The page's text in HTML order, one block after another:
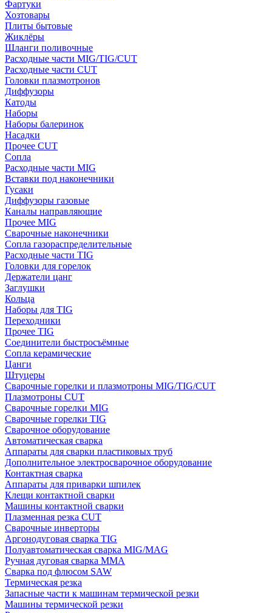
Фартуки
Хозтовары
Плиты бытовые
Жиклёры
Шланги поливочные
Расходные части MIG/TIG/CUT
Расходные части CUT
Головки плазмотронов
Диффузоры
Катоды
Наборы
Наборы балеринок
Насадки
Прочее CUT
Сопла
Расходные части MIG
Вставки под наконечники
Гусаки
Диффузоры газовые
Каналы направляющие
Прочее MIG
Сварочные наконечники
Сопла газораспределительные
Расходные части TIG
Головки для горелок
Держатели цанг
Заглушки
Кольца
Наборы для TIG
Переходники
Прочее TIG
Соединители быстросъёмные
Сопла керамические
Цанги
Штуцеры
Сварочные горелки и плазмотроны MIG/TIG/CUT
Плазмотроны CUT
Сварочные горелки MIG
Сварочные горелки TIG
Сварочное оборудование
Автоматическая сварка
Аппараты для сварки пластиковых труб
Дополнительное электросварочное оборудование
Контактная сварка
Аппараты для приварки шпилек
Клещи контактной сварки
Машины контактной сварки
Плазменная резка CUT
Сварочные инверторы
Аргонодуговая сварка TIG
Полуавтоматическая сварка MIG/MAG
Ручная дуговая сварка MMA
Сварка под флюсом SAW
Термическая резка
Запасные части к машинам термической резки
Машины термической резки